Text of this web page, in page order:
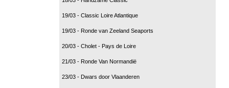
19/03 - Classic Loire Atlantique
19/03 - Ronde van Zeeland Seaports
20/03 - Cholet - Pays de Loire
21/03 - Ronde Van Normandië
23/03 - Dwars door Vlaanderen